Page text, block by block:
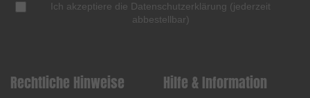
Ich akzeptiere die Datenschutzerklärung (jederzeit
abbestellbar)
Rechtliche Hinweise Hilfe & Information